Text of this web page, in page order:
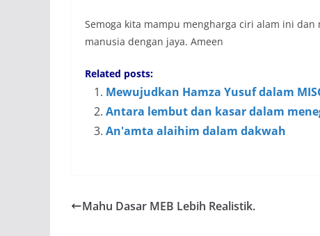
Semoga kita mampu mengharga ciri alam ini
manusia dengan jaya. Ameen
Related posts:
Mewujudkan Hamza Yusuf dalam
Antara lembut dan kasar dalam
An'amta alaihim dalam dakwah
Mahu Dasar MEB Lebih Realistik.